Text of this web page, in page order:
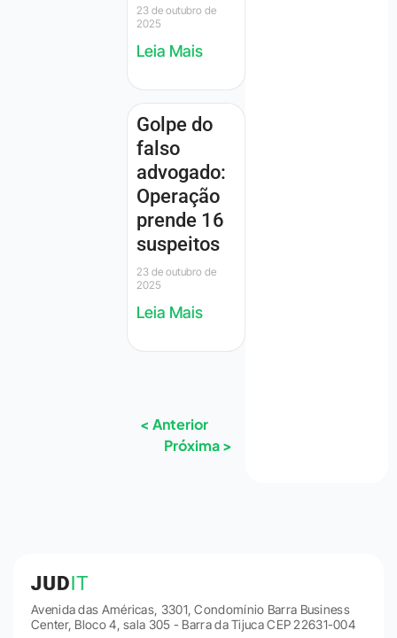
23 de outubro de
2025
Leia Mais
Golpe do
falso
advogado:
Operação
prende 16
suspeitos
23 de outubro de
2025
Leia Mais
< Anterior
Próxima >
Avenida das Américas, 3301, Condomínio Barra Business
Center, Bloco 4, sala 305 - Barra da Tijuca CEP 22631-004